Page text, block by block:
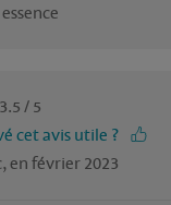
3.5 / 5
cet avis utile ?
en février 2023